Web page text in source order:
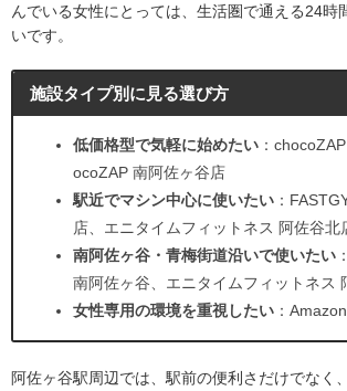
んでいる女性にとっては、生活圏で通える24時
いです。
施設タイプ別に見る選び方
低価格型で気軽に始めたい ：
ocoZAP 南阿佐ヶ谷店
駅近でマシン中心に使いたい ：
店、エニタイムフィットネス 阿佐谷北
南阿佐ヶ谷・青梅街道沿いで使いたい
南阿佐ヶ谷、エニタイムフィットネス
女性専用の環境を重視したい ：
阿佐ヶ谷駅周辺では、駅前の便利さだけでなく